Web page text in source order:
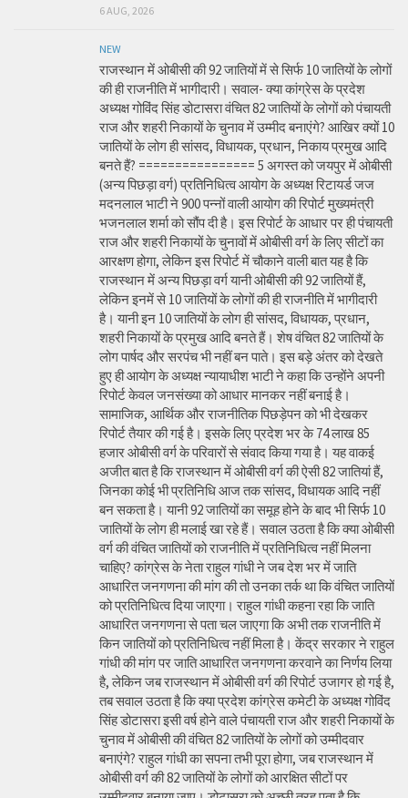
6 AUG, 2026
NEW
राजस्थान में ओबीसी की 92 जातियों में से सिर्फ 10 जातियों के लोगों
की ही राजनीति में भागीदारी। सवाल- क्या कांग्रेस के प्रदेश
अध्यक्ष गोविंद सिंह डोटासरा वंचित 82 जातियों के लोगों को पंचायती
राज और शहरी निकायों के चुनाव में उम्मीद बनाएंगे? आखिर क्यों 10
जातियों के लोग ही सांसद, विधायक, प्रधान, निकाय प्रमुख आदि
बनते हैं? ================ 5 अगस्त को जयपुर में ओबीसी
(अन्य पिछड़ा वर्ग) प्रतिनिधित्व आयोग के अध्यक्ष रिटायर्ड जज
मदनलाल भाटी ने 900 पन्नों वाली आयोग की रिपोर्ट मुख्यमंत्री
भजनलाल शर्मा को सौंप दी है। इस रिपोर्ट के आधार पर ही पंचायती
राज और शहरी निकायों के चुनावों में ओबीसी वर्ग के लिए सीटों का
आरक्षण होगा, लेकिन इस रिपोर्ट में चौकाने वाली बात यह है कि
राजस्थान में अन्य पिछड़ा वर्ग यानी ओबीसी की 92 जातियों हैं,
लेकिन इनमें से 10 जातियों के लोगों की ही राजनीति में भागीदारी
है। यानी इन 10 जातियों के लोग ही सांसद, विधायक, प्रधान,
शहरी निकायों के प्रमुख आदि बनते हैं। शेष वंचित 82 जातियों के
लोग पार्षद और सरपंच भी नहीं बन पाते। इस बड़े अंतर को देखते
हुए ही आयोग के अध्यक्ष न्यायाधीश भाटी ने कहा कि उन्होंने अपनी
रिपोर्ट केवल जनसंख्या को आधार मानकर नहीं बनाई है।
सामाजिक, आर्थिक और राजनीतिक पिछड़ेपन को भी देखकर
रिपोर्ट तैयार की गई है। इसके लिए प्रदेश भर के 74 लाख 85
हजार ओबीसी वर्ग के परिवारों से संवाद किया गया है। यह वाकई
अजीत बात है कि राजस्थान में ओबीसी वर्ग की ऐसी 82 जातियां हैं,
जिनका कोई भी प्रतिनिधि आज तक सांसद, विधायक आदि नहीं
बन सकता है। यानी 92 जातियों का समूह होने के बाद भी सिर्फ 10
जातियों के लोग ही मलाई खा रहे हैं। सवाल उठता है कि क्या ओबीसी
वर्ग की वंचित जातियों को राजनीति में प्रतिनिधित्व नहीं मिलना
चाहिए? कांग्रेस के नेता राहुल गांधी ने जब देश भर में जाति
आधारित जनगणना की मांग की तो उनका तर्क था कि वंचित जातियों
को प्रतिनिधित्व दिया जाएगा। राहुल गांधी कहना रहा कि जाति
आधारित जनगणना से पता चल जाएगा कि अभी तक राजनीति में
किन जातियों को प्रतिनिधित्व नहीं मिला है। केंद्र सरकार ने राहुल
गांधी की मांग पर जाति आधारित जनगणना करवाने का निर्णय लिया
है, लेकिन जब राजस्थान में ओबीसी वर्ग की रिपोर्ट उजागर हो गई है,
तब सवाल उठता है कि क्या प्रदेश कांग्रेस कमेटी के अध्यक्ष गोविंद
सिंह डोटासरा इसी वर्ष होने वाले पंचायती राज और शहरी निकायों के
चुनाव में ओबीसी की वंचित 82 जातियों के लोगों को उम्मीदवार
बनाएंगे? राहुल गांधी का सपना तभी पूरा होगा, जब राजस्थान में
ओबीसी वर्ग की 82 जातियों के लोगों को आरक्षित सीटों पर